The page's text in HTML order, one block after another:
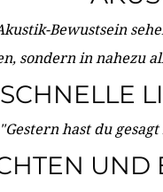
Bewustsein
sondern in nahezu
SCHNELLE
"Gestern hast du
UND